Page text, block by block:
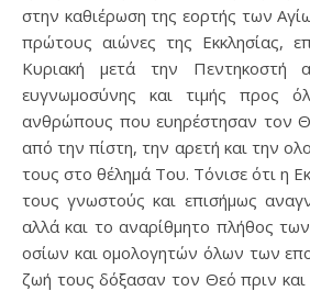
στην καθιέρωση της εορτής των
πρώτους αιώνες της Εκκλησίας,
Κυριακή μετά την Πεντηκοστή
ευγνωμοσύνης και τιμής προς
ανθρώπους που ευηρέστησαν τον
από την πίστη, την αρετή και την
τους στο θέλημά Του. Τόνισε ότι η
τους γνωστούς και επισήμως
αλλά και το αναρίθμητο πλήθος
οσίων και ομολογητών όλων των
ζωή τους δόξασαν τον Θεό πριν και